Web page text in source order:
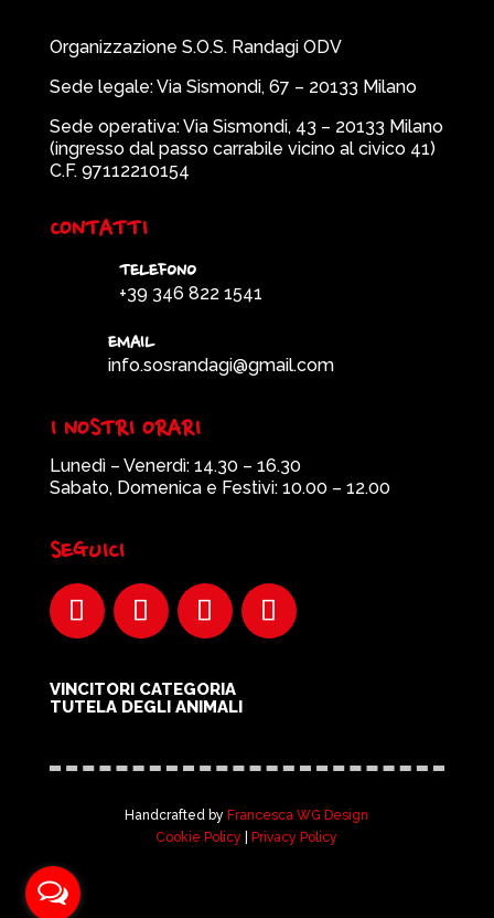
Organizzazione S.O.S. Randagi ODV
Sede legale: Via Sismondi, 67 – 20133 Milano
Sede operativa: Via Sismondi, 43 – 20133 Milano
(ingresso dal passo carrabile vicino al civico 41)
C.F. 97112210154
CONTATTI
TELEFONO
+39 346 822 1541
EMAIL
info.sosrandagi@gmail.com
I NOSTRI ORARI
Lunedì – Venerdì: 14.30 – 16.30
Sabato, Domenica e Festivi: 10.00 – 12.00
SEGUICI
VINCITORI CATEGORIA
TUTELA DEGLI ANIMALI
Handcrafted byFrancesca WG Design
Cookie Policy
Privacy Policy